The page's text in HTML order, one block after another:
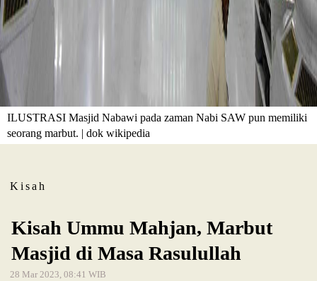
ILUSTRASI Masjid Nabawi pada zaman Nabi SAW pun memiliki
seorang marbut. | dok wikipedia
Kisah
Kisah Ummu Mahjan, Marbut
Masjid di Masa Rasulullah
28 Mar 2023, 08:41 WIB